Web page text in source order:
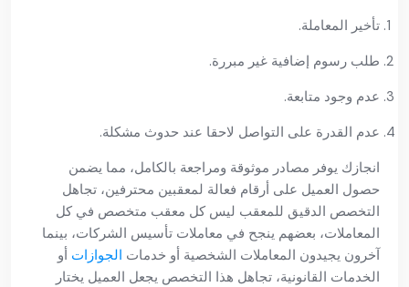
تأخير المعاملة.
طلب رسوم إضافية غير مبررة.
عدم وجود متابعة.
عدم القدرة على التواصل لاحقا عند حدوث مشكلة.
انجازك يوفر مصادر موثوقة ومراجعة بالكامل، مما يضمن
حصول العميل على أرقام فعالة لمعقبين محترفين، تجاهل
التخصص الدقيق للمعقب ليس كل معقب متخصص في كل
المعاملات، بعضهم ينجح في معاملات تأسيس الشركات، بينما
آخرون يجيدون المعاملات الشخصية أو خدمات الجوازات أو
الخدمات القانونية، تجاهل هذا التخصص يجعل العميل يختار